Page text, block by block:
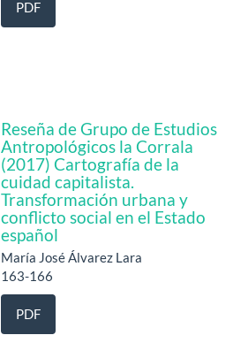
PDF
Reseña de Grupo de Estudios
Antropológicos la Corrala
(2017) Cartografía de la
cuidad capitalista.
Transformación urbana y
conflicto social en el Estado
español
María José Álvarez Lara
163-166
PDF